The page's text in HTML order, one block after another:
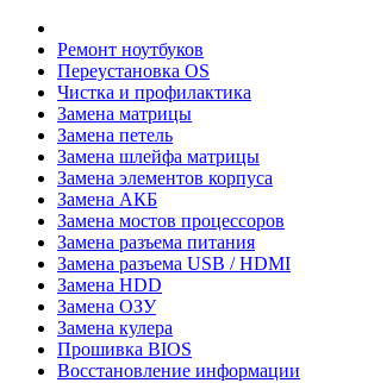
Ремонт ноутбуков
Переустановка OS
Чистка и профилактика
Замена матрицы
Замена петель
Замена шлейфа матрицы
Замена элементов корпуса
Замена АКБ
Замена мостов процессоров
Замена разъема питания
Замена разъема USB / HDMI
Замена HDD
Замена ОЗУ
Замена кулера
Прошивка BIOS
Восстановление информации